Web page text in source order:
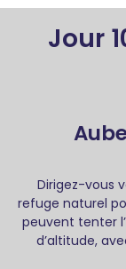
Jour
Dirigez-vous
refuge naturel
peuvent tenter
d’altitude,